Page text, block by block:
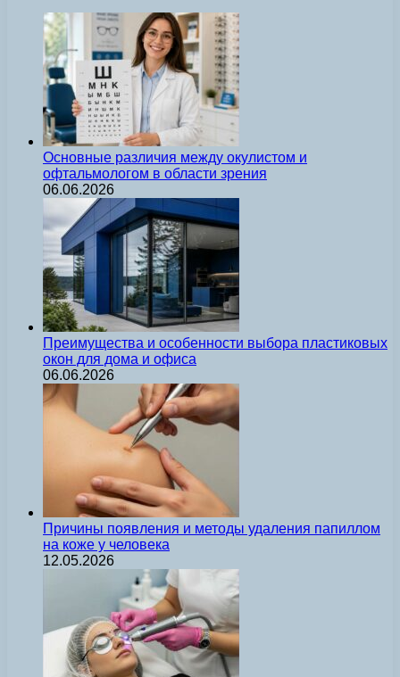
Основные различия между окулистом и
офтальмологом в области зрения
06.06.2026
Преимущества и особенности выбора пластиковых
окон для дома и офиса
06.06.2026
Причины появления и методы удаления папиллом
на коже у человека
12.05.2026